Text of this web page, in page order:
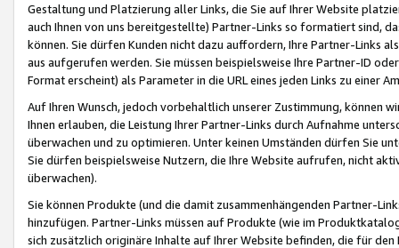
Gestaltung und Platzierung aller Links, die Sie auf Ihrer Website
auch Ihnen von uns bereitgestellte) Partner-Links so formatiert sind,
können. Sie dürfen Kunden nicht dazu auffordern, Ihre Partner-Links
aus aufgerufen werden. Sie müssen beispielsweise Ihre Partner-ID
Format erscheint) als Parameter in die URL eines jeden Links zu einer
Auf Ihren Wunsch, jedoch vorbehaltlich unserer Zustimmung, können
Ihnen erlauben, die Leistung Ihrer Partner-Links durch Aufnahme
überwachen und zu optimieren. Unter keinen Umständen dürfen Sie
Sie dürfen beispielsweise Nutzern, die Ihre Website aufrufen, nicht
überwachen).
Sie können Produkte (und die damit zusammenhängenden Partner-
hinzufügen. Partner-Links müssen auf Produkte (wie im
sich zusätzlich originäre Inhalte auf Ihrer Website befinden, die für